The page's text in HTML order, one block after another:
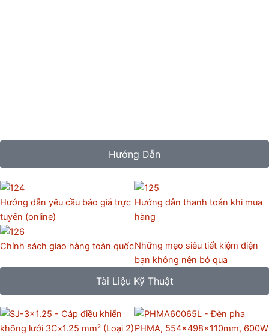
Hướng Dẫn
Hướng dẫn yêu cầu báo giá trực
tuyến (online)
Hướng dẫn thanh toán khi mua
hàng
Chính sách giao hàng toàn quốcNhững mẹo siêu tiết kiệm điện
bạn không nên bỏ qua
Tài Liệu Kỹ Thuật